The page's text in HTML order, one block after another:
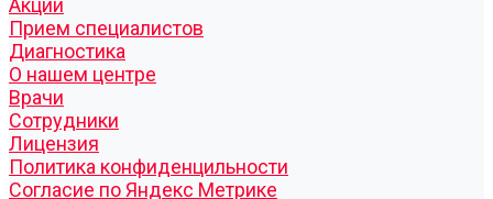
Акции
Прием специалистов
Диагностика
О нашем центре
Врачи
Сотрудники
Лицензия
Политика конфиденцильности
Согласие по Яндекс Метрике